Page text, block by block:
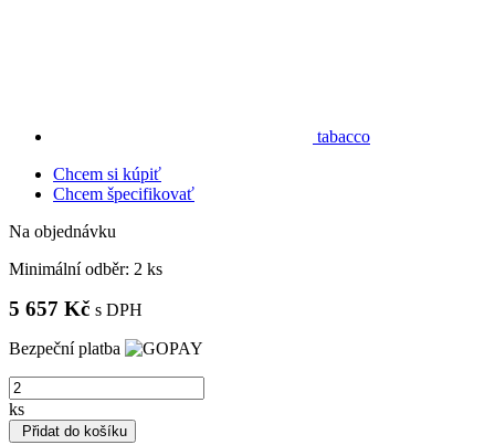
tabacco
Chcem si kúpiť
Chcem špecifikovať
Na objednávku
Minimální odběr: 2 ks
5 657 Kč s DPH
Bezpeční platba
ks
Přidat do košíku